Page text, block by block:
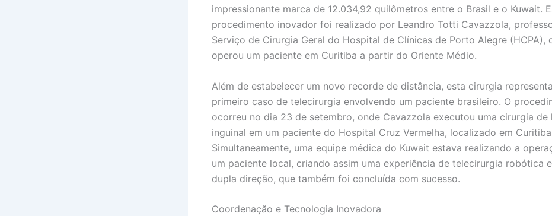
impressionante marca de 12.034,92 quilômetros entre o Brasil e o Kuwait.
procedimento inovador foi realizado por Leandro Totti Cavazzola,
Serviço de Cirurgia Geral do Hospital de Clínicas de Porto Alegre (HCPA),
operou um paciente em Curitiba a partir do Oriente Médio.
Além de estabelecer um novo recorde de distância, esta cirurgia
primeiro caso de telecirurgia envolvendo um paciente brasileiro. O
ocorreu no dia 23 de setembro, onde Cavazzola executou uma cirurgia de
inguinal em um paciente do Hospital Cruz Vermelha, localizado em
Simultaneamente, uma equipe médica do Kuwait estava realizando a
um paciente local, criando assim uma experiência de telecirurgia robótica
dupla direção, que também foi concluída com sucesso.
Coordenação e Tecnologia Inovadora